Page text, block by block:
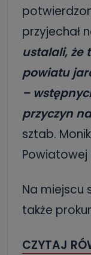
przyjechał
ustalali, że
powiatu
–
przyczyn
sztab.
Powiatowej
Na miejscu
także
CZYTAJ